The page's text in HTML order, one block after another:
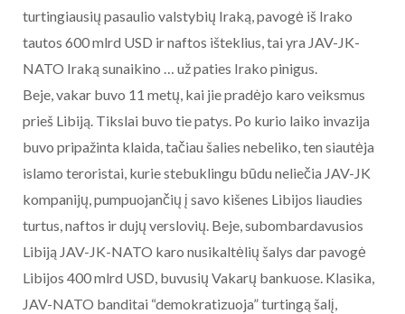
turtingiausių pasaulio valstybių Iraką, pavogė iš Irako
tautos 600 mlrd USD ir naftos išteklius, tai yra JAV-JK-
NATO Iraką sunaikino … už paties Irako pinigus.
Beje, vakar buvo 11 metų, kai jie pradėjo karo veiksmus
prieš Libiją. Tikslai buvo tie patys. Po kurio laiko invazija
buvo pripažinta klaida, tačiau šalies nebeliko, ten siautėja
islamo teroristai, kurie stebuklingu būdu neliečia JAV-JK
kompanijų, pumpuojančių į savo kišenes Libijos liaudies
turtus, naftos ir dujų verslovių. Beje, subombardavusios
Libiją JAV-JK-NATO karo nusikaltėlių šalys dar pavogė
Libijos 400 mlrd USD, buvusių Vakarų bankuose. Klasika,
JAV-NATO banditai “demokratizuoja” turtingą šalį,